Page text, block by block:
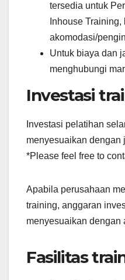
tersedia untuk
Inhouse
akomodasi/
Untuk biaya dan
menghubungi
Investasi
Investasi pelatihan
menyesuaikan dengan
*Please feel free to
Apabila perusahaan
training, anggaran
menyesuaikan dengan
Fasilitas